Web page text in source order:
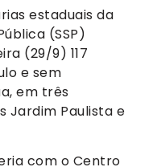
estaduais da
(SSP)
(29/9) 117
e sem
em três
Jardim Paulista e
com o Centro